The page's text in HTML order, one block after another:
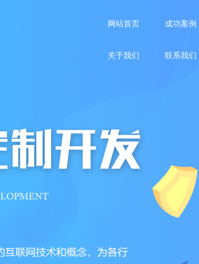
网站首页 成功案例
关于我们 联系我们